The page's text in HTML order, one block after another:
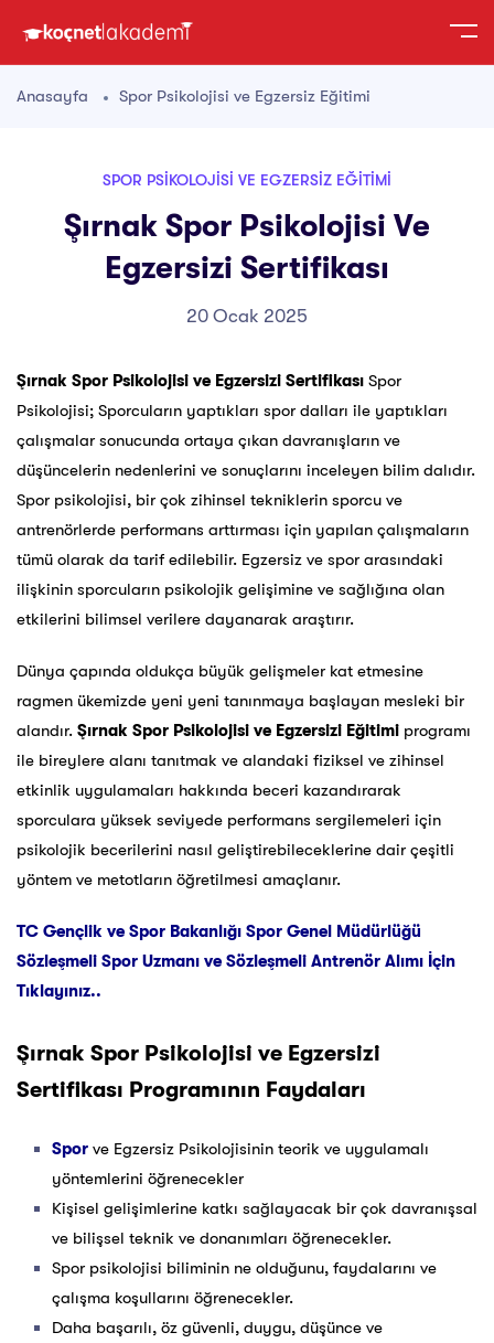
Anasayfa Spor Psikolojisi ve Egzersiz Eğitimi
SPOR PSIKOLOJISI VE EGZERSIZ EĞITIMI
Şırnak Spor Psikolojisi Ve
Egzersizi Sertifikası
20 Ocak 2025
Şırnak Spor Psikolojisi ve Egzersizi Sertifikası Spor
Psikolojisi; Sporcuların yaptıkları spor dalları ile yaptıkları
çalışmalar sonucunda ortaya çıkan davranışların ve
düşüncelerin nedenlerini ve sonuçlarını inceleyen bilim dalıdır.
Spor psikolojisi, bir çok zihinsel tekniklerin sporcu ve
antrenörlerde performans arttırması için yapılan çalışmaların
tümü olarak da tarif edilebilir. Egzersiz ve spor arasındaki
ilişkinin sporcuların psikolojik gelişimine ve sağlığına olan
etkilerini bilimsel verilere dayanarak araştırır.
Dünya çapında oldukça büyük gelişmeler kat etmesine
ragmen ükemizde yeni yeni tanınmaya başlayan mesleki bir
alandır. Şırnak Spor Psikolojisi ve Egzersizi Eğitimi programı
ile bireylere alanı tanıtmak ve alandaki fiziksel ve zihinsel
etkinlik uygulamaları hakkında beceri kazandırarak
sporculara yüksek seviyede performans sergilemeleri için
psikolojik becerilerini nasıl geliştirebileceklerine dair çeşitli
yöntem ve metotların öğretilmesi amaçlanır.
TC Gençlik ve Spor Bakanlığı Spor Genel Müdürlüğü
Sözleşmeli Spor Uzmanı ve Sözleşmeli Antrenör Alımı İçin
Tıklayınız..
Şırnak Spor Psikolojisi ve Egzersizi
Sertifikası Programının Faydaları
Spor ve Egzersiz Psikolojisinin teorik ve uygulamalı
yöntemlerini öğrenecekler
Kişisel gelişimlerine katkı sağlayacak bir çok davranışsal
ve bilişsel teknik ve donanımları öğrenecekler.
Spor psikolojisi biliminin ne olduğunu, faydalarını ve
çalışma koşullarını öğrenecekler.
Daha başarılı, öz güvenli, duygu, düşünce ve